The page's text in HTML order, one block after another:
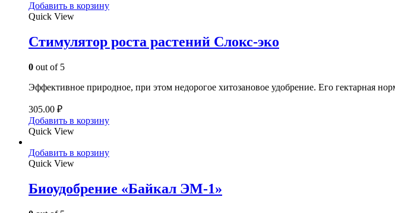
Добавить в корзину
Quick View
Стимулятор роста растений Слокс-эко
0 out of 5
Эффективное природное, при этом недорогое хитозановое удобрение. Его гектарная
305.00 ₽
Добавить в корзину
Quick View
Добавить в корзину
Quick View
Биоудобрение «Байкал ЭМ-1»